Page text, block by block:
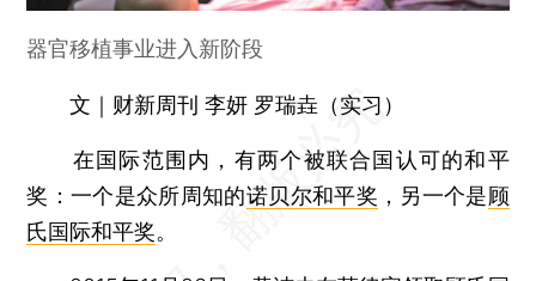
器官移植事业进入新阶段
文｜财新周刊 李妍 罗瑞垚（实习）
在国际范围内，有两个被联合国认可的和平
奖：一个是众所周知的诺贝尔和平奖 ，另一个是顾
氏国际和平奖。